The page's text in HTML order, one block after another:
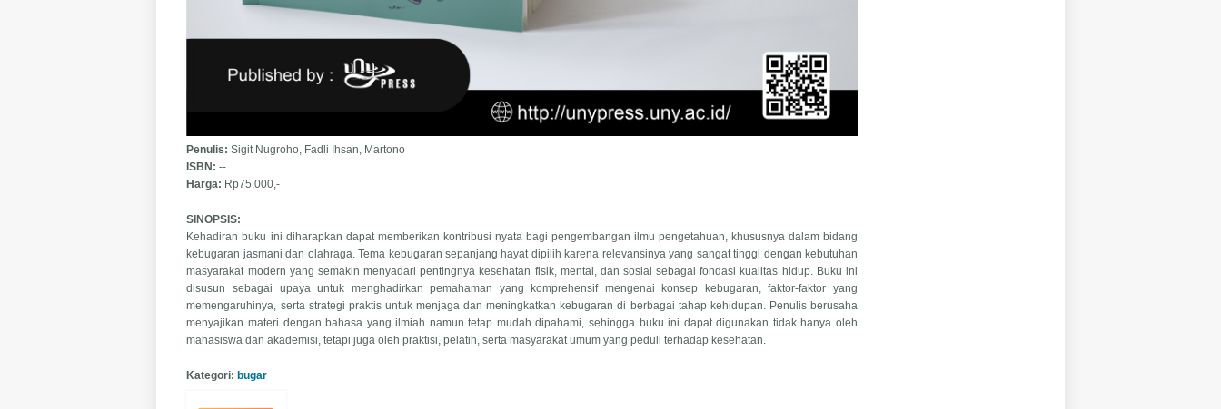
Penulis:Sigit Nugroho, Fadli Ihsan, Martono
ISBN:--
Harga: Rp75.000,-
SINOPSIS:
Kehadiran buku ini diharapkan dapat memberikan kontribusi nyata bagi pengembangan ilmu pengetahuan, khususnya dalam bidang
kebugaran jasmani dan olahraga. Tema kebugaran sepanjang hayat dipilih karena relevansinya yang sangat tinggi dengan kebutuhan
masyarakat modern yang semakin menyadari pentingnya kesehatan fisik, mental, dan sosial sebagai fondasi kualitas hidup. Buku ini
disusun sebagai upaya untuk menghadirkan pemahaman yang komprehensif mengenai konsep kebugaran, faktor-faktor yang
memengaruhinya, serta strategi praktis untuk menjaga dan meningkatkan kebugaran di berbagai tahap kehidupan. Penulis berusaha
menyajikan materi dengan bahasa yang ilmiah namun tetap mudah dipahami, sehingga buku ini dapat digunakan tidak hanya oleh
mahasiswa dan akademisi, tetapi juga oleh praktisi, pelatih, serta masyarakat umum yang peduli terhadap kesehatan.
Kategori: bugar